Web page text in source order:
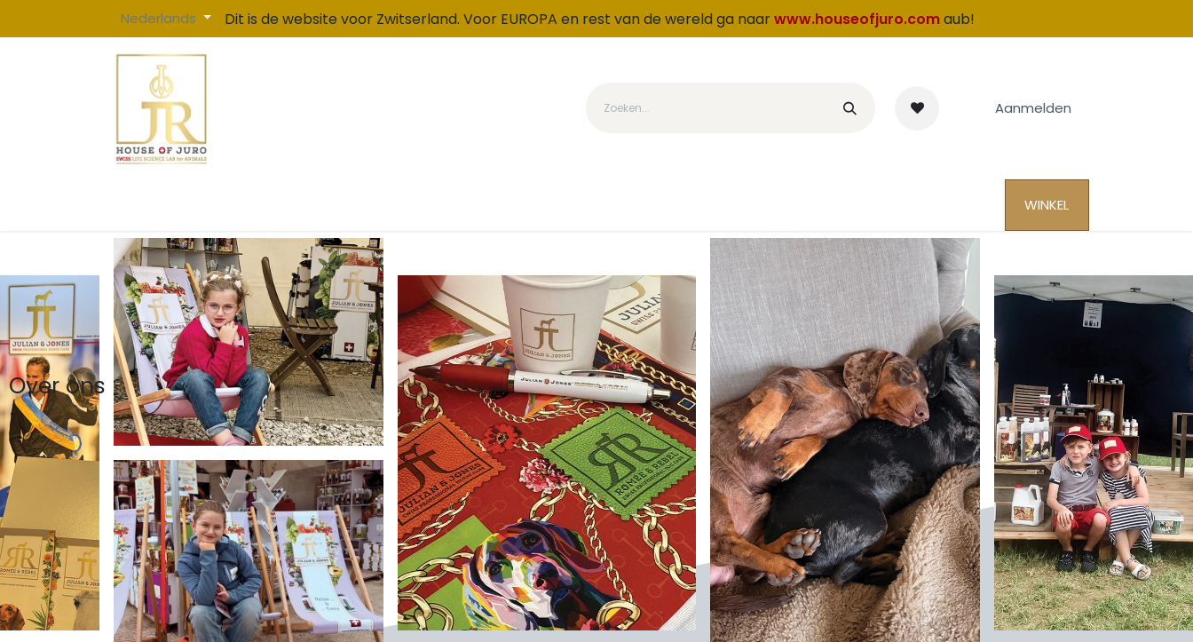
Nederlands Dit is de website voor Zwitserland. Voor EUROPA en rest van de wereld ga naarwww.houseofjuro.comaub!
Aanmelden
WINKEL
Over ons